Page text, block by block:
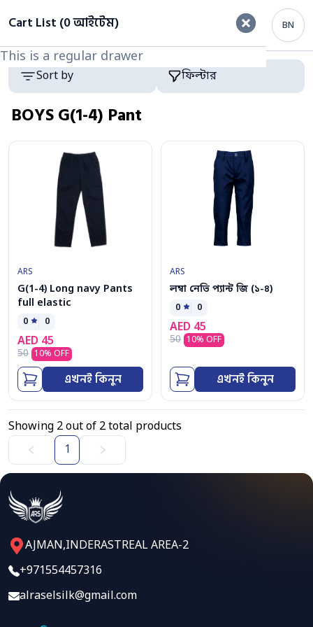
BN
Category
Products
Sort by
ফিল্টার
BOYS G(1-4) Pant
ARS
G(1-4) Long navy Pants
full elastic
0 0
AED 45
50 10% OFF
এখনই কিনুন
ARS
লম্বা নেভি প্যান্ট জি (১-৪)
0 0
AED 45
50 10% OFF
এখনই কিনুন
Showing 2out of 2total products
1
ফিল্টার
This is a regular drawer
AJMAN,INDERASTREAL AREA-2
+971554457316
alraselsilk@gmail.com
Cart List (0 আইটেম)
This is a regular drawer